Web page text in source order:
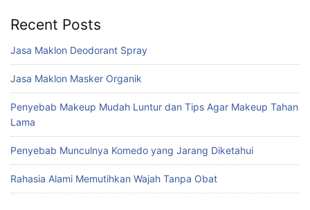
Recent Posts
Jasa Maklon Deodorant Spray
Jasa Maklon Masker Organik
Penyebab Makeup Mudah Luntur dan Tips Agar Makeup Tahan
Lama
Penyebab Munculnya Komedo yang Jarang Diketahui
Rahasia Alami Memutihkan Wajah Tanpa Obat